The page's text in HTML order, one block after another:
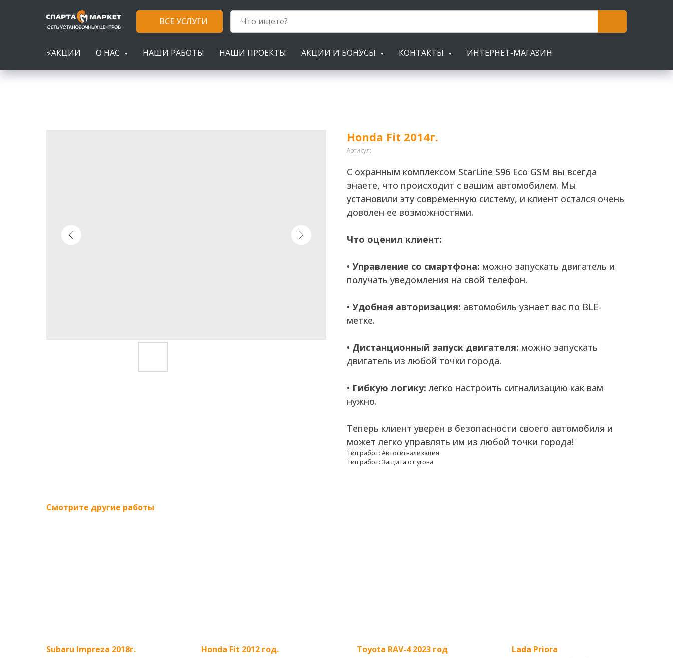
ВСЕ УСЛУГИ
⚡АКЦИИ О НАС НАШИ РАБОТЫ НАШИ ПРОЕКТЫ АКЦИИ И БОНУСЫ КОНТАКТЫ ИНТЕРНЕТ-МАГАЗИН
Honda Fit 2014г.
Артикул:
С охранным комплексом StarLine S96 Eco GSM вы всегда
знаете, что происходит с вашим автомобилем. Мы
установили эту современную систему, и клиент остался очень
доволен ее возможностями.
Что оценил клиент:
• Управление со смартфона: можно запускать двигатель и
получать уведомления на свой телефон.
• Удобная авторизация: автомобиль узнает вас по BLE-
метке.
• Дистанционный запуск двигателя: можно запускать
двигатель из любой точки города.
• Гибкую логику: легко настроить сигнализацию как вам
нужно.
Теперь клиент уверен в безопасности своего автомобиля и
может легко управлять им из любой точки города!
Тип работ: Автосигнализация
Тип работ: Защита от угона
Смотрите другие работы
Subaru Impreza 2018г. Honda Fit 2012 год. Toyota RAV-4 2023 год Lada Priora